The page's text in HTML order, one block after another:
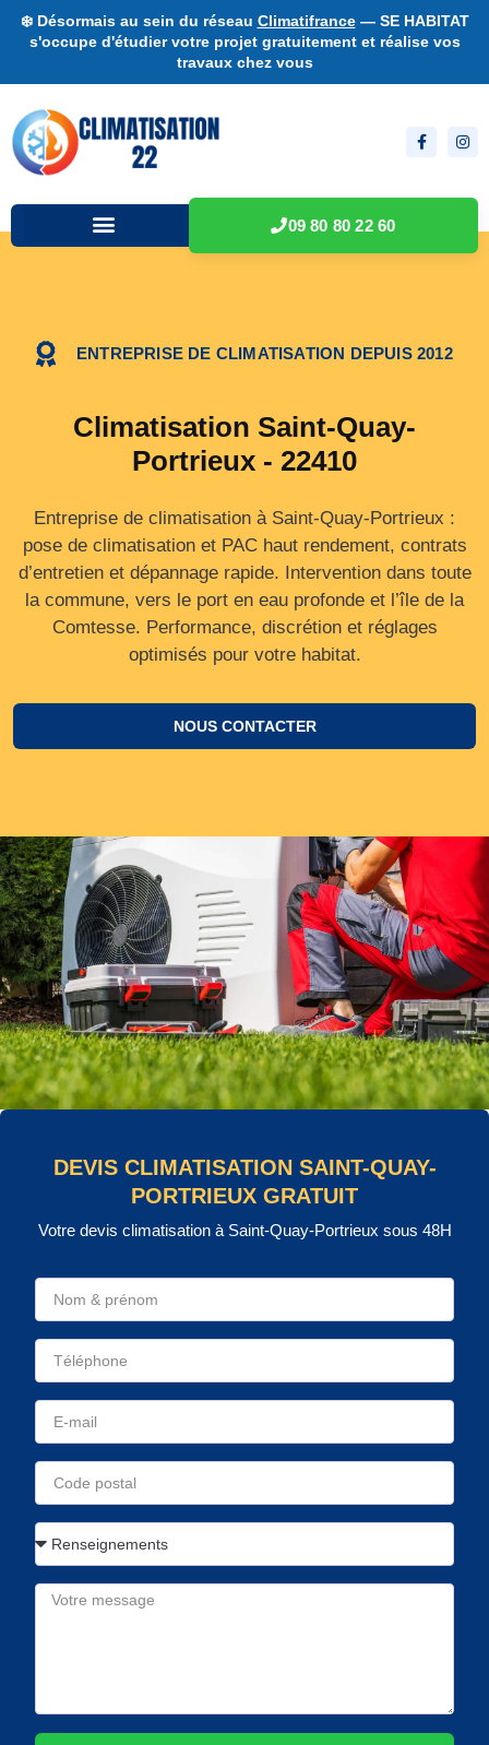
❄️ Désormais au sein du réseau Climatifrance— SE HABITAT
s'occupe d'étudier votre projet gratuitement et réalise vos
travaux chez vous
09 80 80 22 60
ENTREPRISE DE CLIMATISATION DEPUIS 2012
Climatisation Saint-Quay-
Portrieux - 22410
Entreprise de climatisation à Saint-Quay-Portrieux :
pose de climatisation et PAC haut rendement, contrats
d’entretien et dépannage rapide. Intervention dans toute
la commune, vers le port en eau profonde et l’île de la
Comtesse. Performance, discrétion et réglages
optimisés pour votre habitat.
NOUS CONTACTER
DEVIS CLIMATISATION SAINT-QUAY-
PORTRIEUX GRATUIT
Votre devis climatisation à Saint-Quay-Portrieux sous 48H